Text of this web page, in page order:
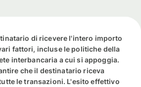
di ricevere l'intero importo
fattori, incluse le politiche della
interbancaria a cui si appoggia.
che il destinatario riceva
le transazioni. L'esito effettivo